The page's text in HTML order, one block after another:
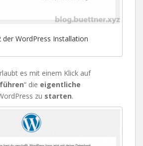
der WordPress Installation
es mit einem Klick auf
“ die eigentliche
zu starten.